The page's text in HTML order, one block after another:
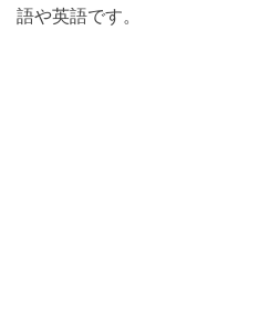
語や英語です。